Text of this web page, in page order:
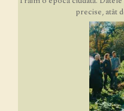
precise, atât